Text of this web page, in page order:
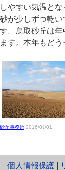
しやすい気温と
砂が少しずつ乾
す。鳥取砂丘は年
ます。本年もどう
砂丘事務所 2016/01/01
個人情報保護